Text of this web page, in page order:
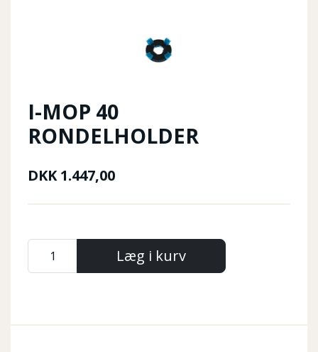
I-MOP 40
RONDELHOLDER
DKK1.447,00
Læg i kurv